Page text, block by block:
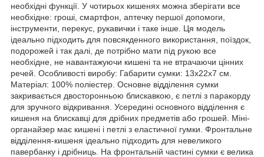
необхідні функції. У чотирьох кишенях можна зберігати все
необхідне: гроші, смартфон, аптечку першої допомоги,
інструменти, перекус, рукавички і таке інше. Ця модель
ідеально підходить для повсякденного використання, поїздок,
подорожей і так далі, де потрібно мати під рукою все
необхідне, не навантажуючи кишені та не втрачаючи цінних
речей. Особливості виробу: Габарити сумки: 13х22х7 см.
Матеріал: 100% поліестер. Основне відділення сумки
закривається двосторонньою блискавкою, є петлі з паракорду
для зручного відкривання. Усередині основного відділення є
кишеня на блискавці для дрібних предметів або грошей. Міні-
органайзер має кишені і петлі з еластичної гумки. Фронтальне
відділення-кишеня ідеально підходить для невеликого
павербанку і дрібниць. На фронтальній частині сумки є велика